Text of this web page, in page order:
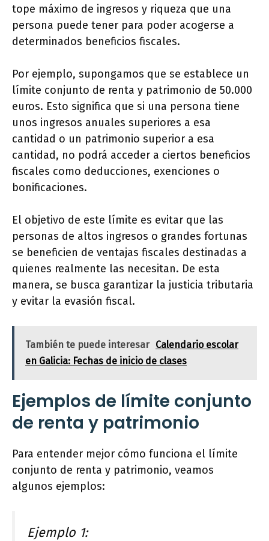
tope máximo de ingresos y riqueza que una
persona puede tener para poder acogerse a
determinados beneficios fiscales.
Por ejemplo, supongamos que se establece un
límite conjunto de renta y patrimonio de 50.000
euros. Esto significa que si una persona tiene
unos ingresos anuales superiores a esa
cantidad o un patrimonio superior a esa
cantidad, no podrá acceder a ciertos beneficios
fiscales como deducciones, exenciones o
bonificaciones.
El objetivo de este límite es evitar que las
personas de altos ingresos o grandes fortunas
se beneficien de ventajas fiscales destinadas a
quienes realmente las necesitan. De esta
manera, se busca garantizar la justicia tributaria
y evitar la evasión fiscal.
También te puede interesar Calendario escolar
en Galicia: Fechas de inicio de clases
Ejemplos de límite conjunto
de renta y patrimonio
Para entender mejor cómo funciona el límite
conjunto de renta y patrimonio, veamos
algunos ejemplos:
Ejemplo 1: